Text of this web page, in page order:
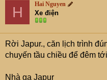
Và đây, Kỳ quan thế giới.,
View attachment 9546401
Đón bình minh
View attachment 9546398
H Hai Nguyen
Xe điện
Rời Japur., căn lịch trình
chuyến tầu chiều để đêm
Nhà ga Japur